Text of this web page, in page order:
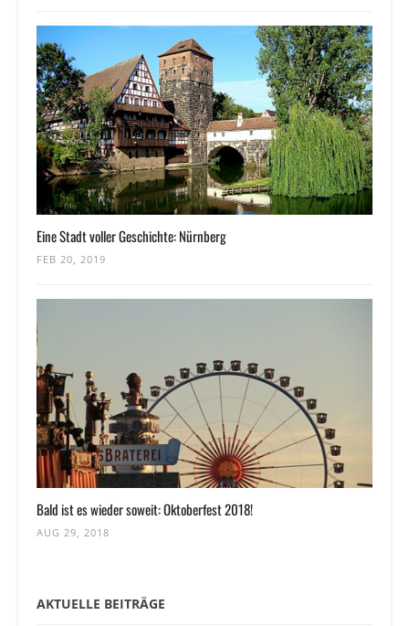
Eine Stadt voller Geschichte: Nürnberg
FEB 20, 2019
Bald ist es wieder soweit: Oktoberfest 2018!
AUG 29, 2018
AKTUELLE BEITRÄGE